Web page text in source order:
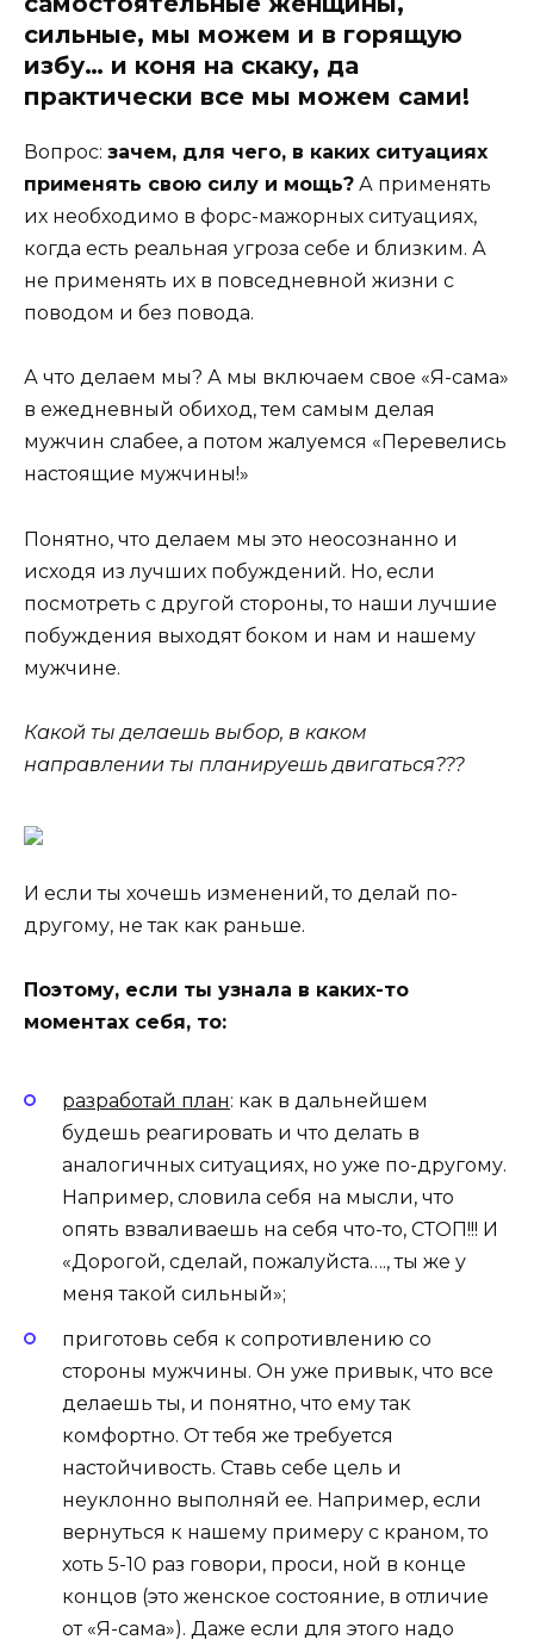
сильные, мы можем и в горящую
избу… и коня на скаку, да
практически все мы можем сами!
Вопрос: зачем, для чего, в каких ситуациях
применять свою силу и мощь? А применять
их необходимо в форс-мажорных ситуациях,
когда есть реальная угроза себе и близким. А
не применять их в повседневной жизни с
поводом и без повода.
А что делаем мы? А мы включаем свое «Я-сама»
в ежедневный обиход, тем самым делая
мужчин слабее, а потом жалуемся «Перевелись
настоящие мужчины!»
Понятно, что делаем мы это неосознанно и
исходя из лучших побуждений. Но, если
посмотреть с другой стороны, то наши лучшие
побуждения выходят боком и нам и нашему
мужчине.
Какой ты делаешь выбор, в каком
направлении ты планируешь двигаться???
И если ты хочешь изменений, то делай по-
другому, не так как раньше.
Поэтому, если ты узнала в каких-то
моментах себя, то:
разработай план: как в дальнейшем
будешь реагировать и что делать в
аналогичных ситуациях, но уже по-другому.
Например, словила себя на мысли, что
опять взваливаешь на себя что-то, СТОП!!! И
«Дорогой, сделай, пожалуйста…., ты же у
меня такой сильный»;
приготовь себя к сопротивлению со
стороны мужчины. Он уже привык, что все
делаешь ты, и понятно, что ему так
комфортно. От тебя же требуется
настойчивость. Ставь себе цель и
неуклонно выполняй ее. Например, если
вернуться к нашему примеру с краном, то
хоть 5-10 раз говори, проси, ной в конце
концов (это женское состояние, в отличие
от «Я-сама»). Даже если для этого надо